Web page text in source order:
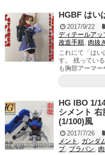
HGBF はい
2017/9/22
ディテールアッ
改造手順, 肉抜
これにて「は
す。 残ってい
も胸部アーマ
HG IBO 1/
シメント
(1/100)風
2017/7/26
メント , ガンダ
プ, プラバン,